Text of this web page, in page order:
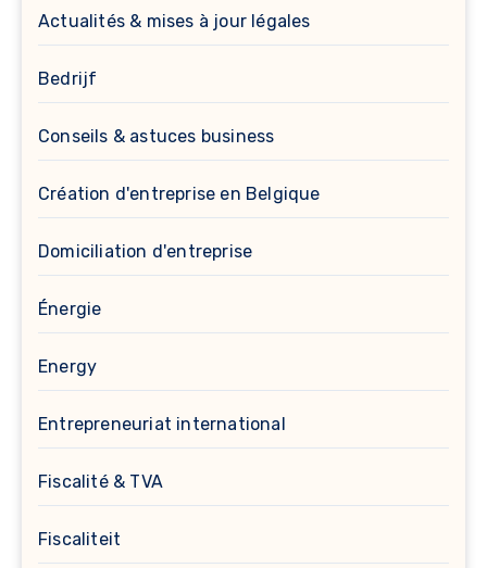
Actualités & mises à jour légales
Bedrijf
Conseils & astuces business
Création d'entreprise en Belgique
Domiciliation d'entreprise
Énergie
Energy
Entrepreneuriat international
Fiscalité & TVA
Fiscaliteit